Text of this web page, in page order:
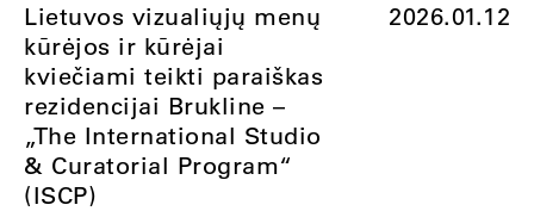
Lietuvos vizualiųjų menų
kūrėjos ir kūrėjai
kviečiami teikti paraiškas
rezidencijai Brukline –
„The International Studio
& Curatorial Program“
(ISCP)
2026.01.12